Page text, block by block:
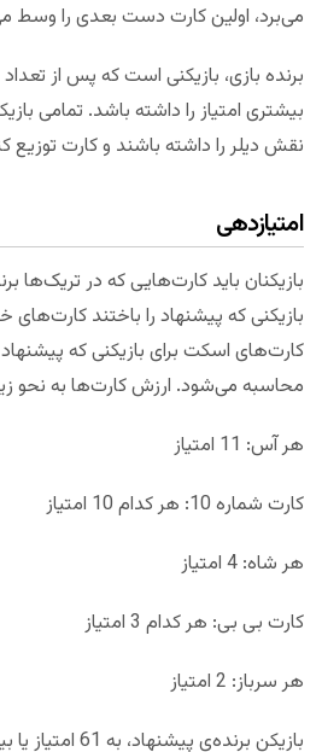
می‌برد، اولین کارت دست بعدی را وسط
برنده بازی، بازیکنی است که پس از
بیشتری امتیاز را داشته باشد. تمامی
نقش دیلر را داشته باشند و کارت توزیع
امتیازدهی
بازیکنان باید کارت‌هایی که در تریک‌ها
بازیکنی که پیشنهاد را باختند کارت‌های
کارت‌های اسکت برای بازیکنی که
محاسبه می‌شود. ارزش کارت‌ها به نحو
هر آس: 11 امتیاز
کارت شماره 10: هر کدام 10 امتیاز
هر شاه: 4 امتیاز
کارت بی بی: هر کدام 3 امتیاز
هر سرباز: 2 امتیاز
بازیکن برنده‌ی